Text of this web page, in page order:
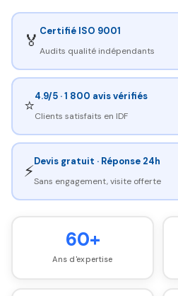
🏅 Certifié ISO 9001
Audits qualité indépendants
⭐4.9/5 · 1 800 avis vérifiés
Clients satisfaits en IDF
⚡Devis gratuit · Réponse 24h
Sans engagement, visite offerte
60+
Ans d'expertise